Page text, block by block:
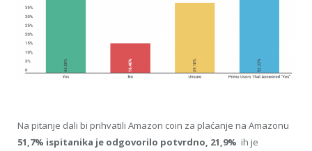
Na pitanje dali bi prihvatili Amazon coin za plaćanje na Amazonu
51,7% ispitanika je odgovorilo potvrdno, 21,9% ih je